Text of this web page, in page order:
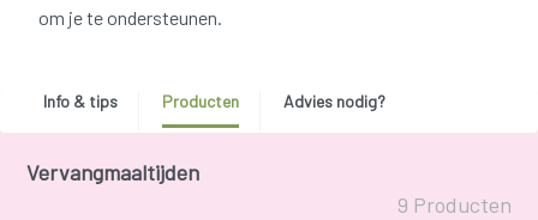
om je te ondersteunen.
Info & tips Producten Advies nodig?
Vervangmaaltijden
9 Producten